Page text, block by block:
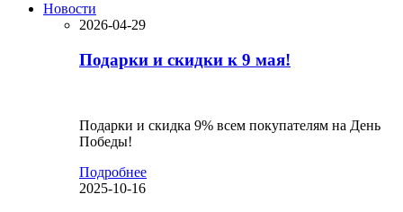
Новости
2026-04-29
Подарки и скидки к 9 мая!
Подарки и скидка 9% всем покупателям на День
Победы!
Подробнее
2025-10-16